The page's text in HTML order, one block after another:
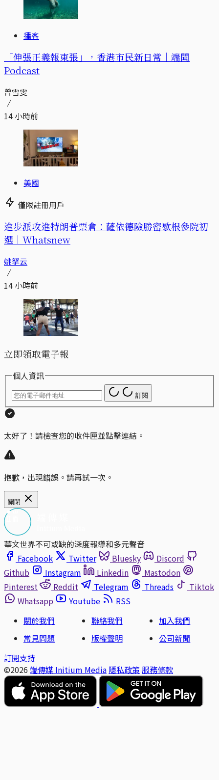
播客
「伸張正義報東張」，香港市民新日常｜端聞
Podcast
曾雪雯
14 小時前
美國
僅限註冊用戶
進步派攻進特朗普票倉：薩依德險勝密歇根參院初
選｜Whatsnew
姚拏云
14 小時前
立即領取電子報
個人資訊
訂閱
太好了！請檢查您的收件匣並點擊連結。
抱歉，出現錯誤。請再試一次。
關閉
華文世界不可或缺的深度報導和多元聲音
Facebook
Twitter Bluesky
Discord
Github
Instagram Linkedin
Mastodon
Pinterest
Reddit Telegram Threads
Tiktok
Whatsapp
Youtube
RSS
關於我們
聯絡我們
加入我們
常見問題
版權聲明
公司新聞
訂閱支持
©2026 端傳媒 Initium Media 隱私政策 服務條款